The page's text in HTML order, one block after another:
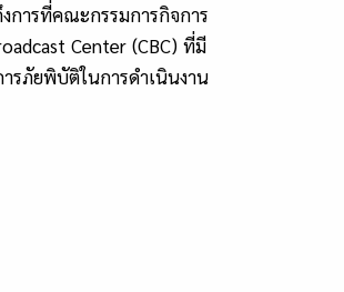
การที่คณะกรรมการกิจการ
Center (CBC) ที่มี
รภัยพิบัติในการดำเนินงาน